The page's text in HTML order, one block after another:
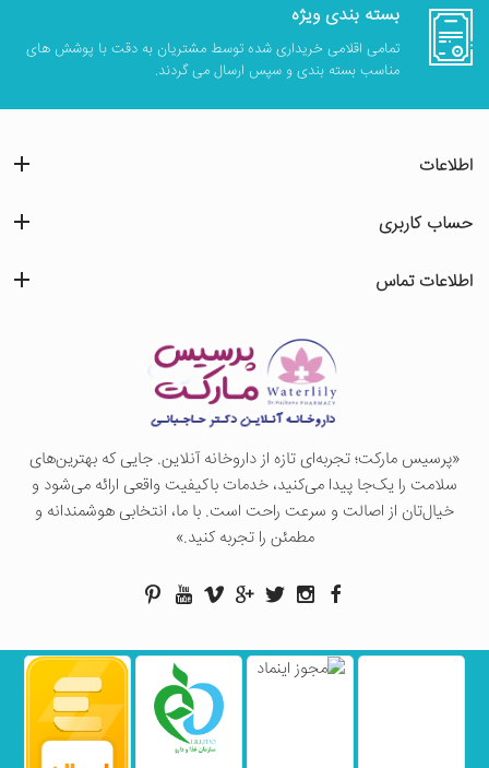
بسته بندی ویژه
تمامی اقلامی خریداری شده توسط مشتریان به دقت با پوشش های
مناسب بسته بندی و سپس ارسال می گردند.
«پرسيس ماركت؛ تجربه‌ای تازه از داروخانه آنلاین. جایی که بهترین‌های
سلامت را یک‌جا پیدا می‌کنید، خدمات باکیفیت واقعی ارائه می‌شود و
خیال‌تان از اصالت و سرعت راحت است. با ما، انتخابی هوشمندانه و
مطمئن را تجربه کنید.»
اطلاعات
حساب کاربری
اطلاعات تماس